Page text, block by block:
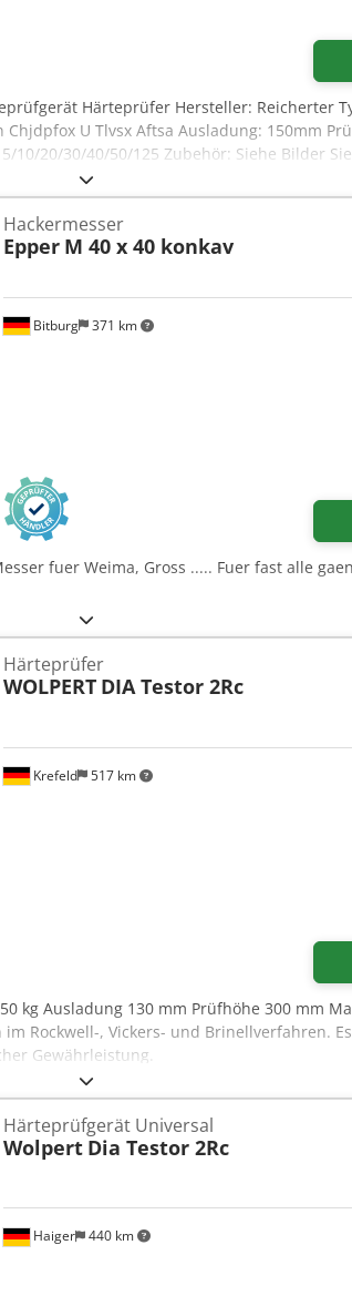
Härteprüfer Hersteller: Reicherter
U Tlvsx Aftsa Ausladung: 150mm
10/20/30/40/50/125 Zubehör: Siehe Bilder
Spedition organisieren! Sie
Vorraussetzung ist eine gültige
unsere weiteren Angebote an.
und Beschreibung der Produkte.
und bleiben vorbehalten.
Bitburg 371 km
Hackermesser
Epper M 40 x 40 konkav
fuer Weima, Gross ..... Fuer fast alle
Krefeld 517 km
Härteprüfer
WOLPERT DIA Testor 2Rc
kg Ausladung 130 mm Prüfhöhe 300 mm
Rockwell-, Vickers- und Brinellverfahren.
Gewährleistung.
Haiger 440 km
Härteprüfgerät Universal
Wolpert Dia Testor 2Rc